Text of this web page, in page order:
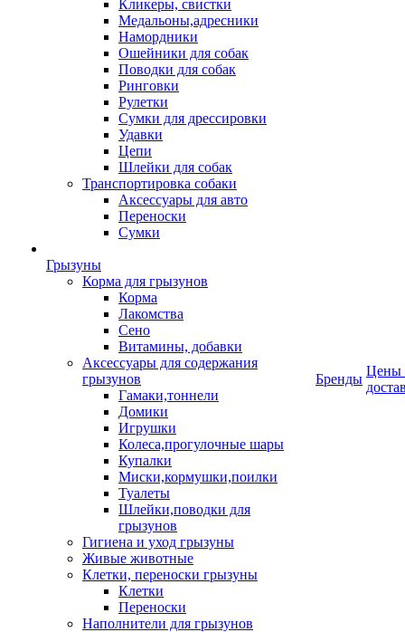
Кликеры, свистки
Медальоны,адресники
Намордники
Ошейники для собак
Поводки для собак
Ринговки
Рулетки
Сумки для дрессировки
Удавки
Цепи
Шлейки для собак
Транспортировка собаки
Аксессуары для авто
Переноски
Сумки
Грызуны
Корма для грызунов
Корма
Лакомства
Сено
Витамины, добавки
Аксессуары для содержания
грызунов
Гамаки,тоннели
Домики
Игрушки
Колеса,прогулочные шары
Купалки
Миски,кормушки,поилки
Туалеты
Шлейки,поводки для
грызунов
Гигиена и уход грызуны
Живые животные
Клетки, переноски грызуны
Клетки
Переноски
Наполнители для грызунов
Бренды
Цены